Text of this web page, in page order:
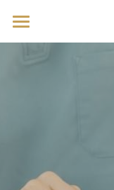
ホーム
お問い合わせ